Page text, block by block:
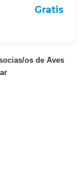
Gratis
os de Aves